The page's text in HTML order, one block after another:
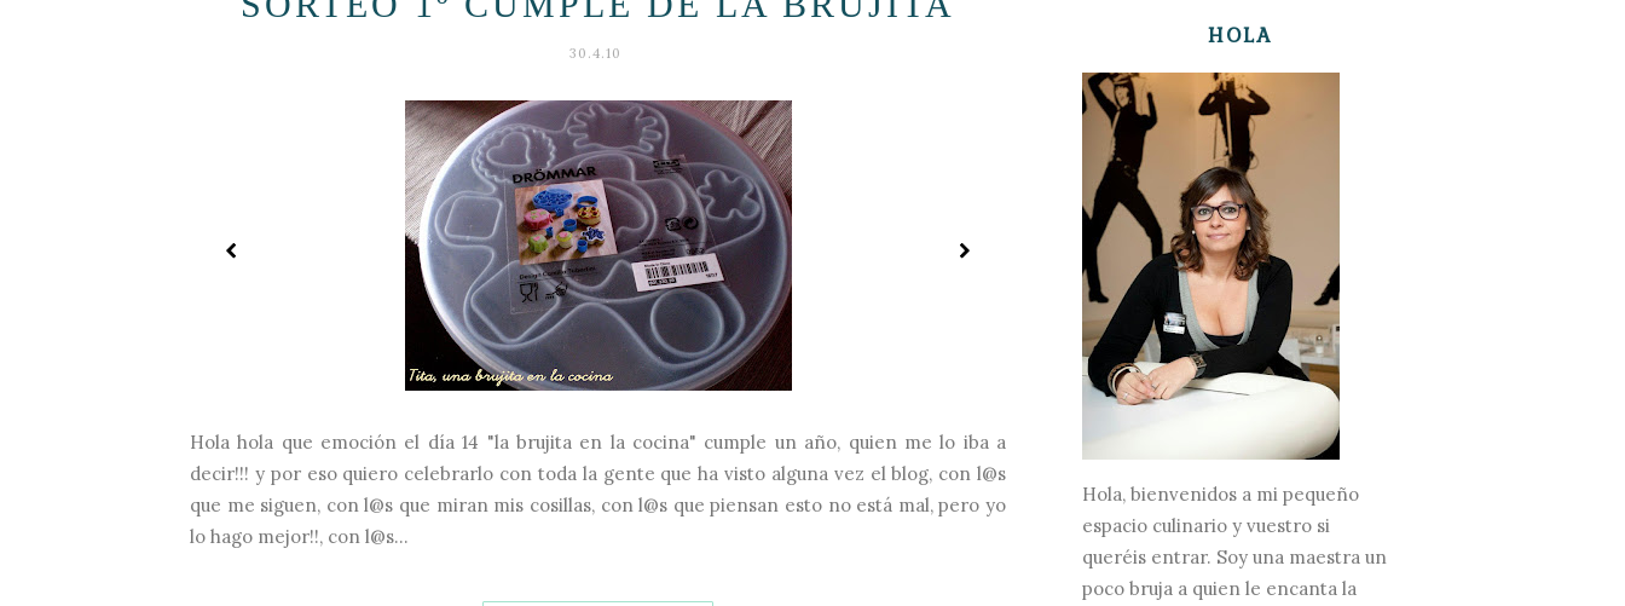
30.4.10
Hola hola que emoción el día 14 "la brujita en la cocina" cumple un año, quien me lo iba a
decir!!! y por eso quiero celebrarlo con toda la gente que ha visto alguna vez el blog, con l@s
que me siguen, con l@s que miran mis cosillas, con l@s que piensan esto no está mal, pero yo
lo hago mejor!!, con l@s...
HOLA
Hola, bienvenidos a mi pequeño
espacio culinario y vuestro si
queréis entrar. Soy una maestra un
poco bruja a quien le encanta la